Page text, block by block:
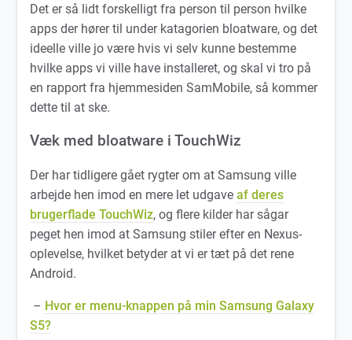
Det er så lidt forskelligt fra person til person hvilke
apps der hører til under katagorien bloatware, og det
ideelle ville jo være hvis vi selv kunne bestemme
hvilke apps vi ville have installeret, og skal vi tro på
en rapport fra hjemmesiden SamMobile, så kommer
dette til at ske.
Væk med bloatware i TouchWiz
Der har tidligere gået rygter om at Samsung ville
arbejde hen imod en mere let udgaveaf deres
brugerflade TouchWiz, og flere kilder har sågar
peget hen imod at Samsung stiler efter en Nexus-
oplevelse, hvilket betyder at vi er tæt på det rene
Android.
– Hvor er menu-knappen på min Samsung Galaxy
S5?